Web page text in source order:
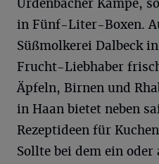
Urdenbacher Kämpe,
in Fünf-Liter-Boxen.
Süßmolkerei Dalbeck
Frucht-Liebhaber
Äpfeln, Birnen und
in Haan bietet neben
Rezeptideen für
Sollte bei dem ein oder